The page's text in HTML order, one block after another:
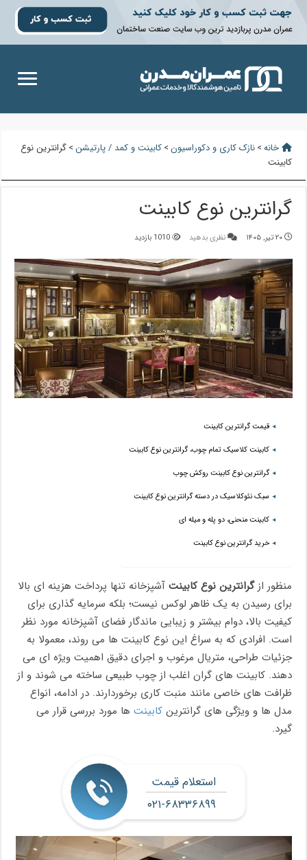
خانه> نازک کاری و دکوراسیون> کابینت و کمد / پارتیشن> گرانترین نوع
کابینت
گرانترین نوع کابینت
۲۰ تیر, ۱۴۰۵ نظری بدهید 1010 بازدید
قیمت گرانترین کابینت
کابینت کلاسیک تمام چوب، گرانترین نوع کابینت
گرانترین نوع کابینت روکش چوب
سبک نئوکلاسیک در دسته گرانترین نوع کابینت
کابینت منحنی، دو پله و میله ای
خرید گرانترین نوع کابینت
منظور ازگرانترین نوع کابینت آشپزخانه تنها پرداخت هزینه ای بالا
برای رسیدن به یک ظاهر لوکس نیست؛ بلکه سرمایه گذاری برای
کیفیت بالا، دوام بیشتر و زیبایی ماندگار فضای آشپزخانه مورد نظر
است. افرادی که به سراغ این نوع کابینت ها می روند، معمولا به
جزئیات طراحی، متریال مرغوب و اجرای دقیق اهمیت ویژه ای می
دهند. کابینت های گران اغلب از چوب طبیعی ساخته می شوند و از
ظرافت های خاصی مانند منبت کاری برخوردارند. در ادامه، انواع
مدل ها و ویژگی های گرانترینکابینت ها مورد بررسی قرار می
گیرد.
استعلام قیمت
۰۲۱-۶۸۳۳۶۸۹۹